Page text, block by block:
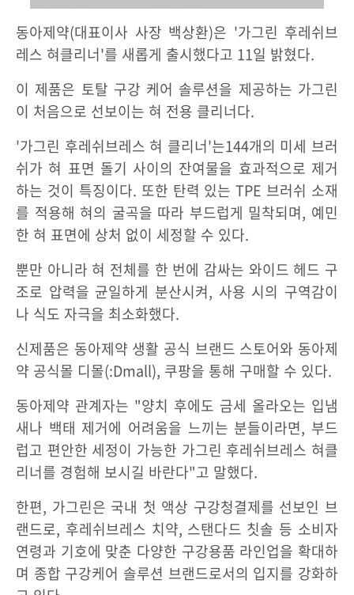
동아제약(대표이사 사장 백상환)은 '가그린 후레쉬브
레스 혀클리너'를 새롭게 출시했다고 11일 밝혔다.
이 제품은 토탈 구강 케어 솔루션을 제공하는 가그린
이 처음으로 선보이는 혀 전용 클리너다.
'가그린 후레쉬브레스 혀 클리너'는144개의 미세 브러
쉬가 혀 표면 돌기 사이의 잔여물을 효과적으로 제거
하는 것이 특징이다. 또한 탄력 있는 TPE 브러쉬 소재
를 적용해 혀의 굴곡을 따라 부드럽게 밀착되며, 예민
한 혀 표면에 상처 없이 세정할 수 있다.
뿐만 아니라 혀 전체를 한 번에 감싸는 와이드 헤드 구
조로 압력을 균일하게 분산시켜, 사용 시의 구역감이
나 식도 자극을 최소화했다.
신제품은 동아제약 생활 공식 브랜드 스토어와 동아제
약 공식몰 디몰(:Dmall), 쿠팡을 통해 구매할 수 있다.
동아제약 관계자는 "양치 후에도 금세 올라오는 입냄
새나 백태 제거에 어려움을 느끼는 분들이라면, 부드
럽고 편안한 세정이 가능한 가그린 후레쉬브레스 혀클
리너를 경험해 보시길 바란다"고 말했다.
한편, 가그린은 국내 첫 액상 구강청결제를 선보인 브
랜드로, 후레쉬브레스 치약, 스탠다드 칫솔 등 소비자
연령과 기호에 맞춘 다양한 구강용품 라인업을 확대하
며 종합 구강케어 솔루션 브랜드로서의 입지를 강화하